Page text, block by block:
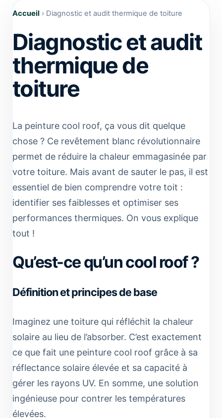
Accueil › Diagnostic et audit thermique de toiture
Diagnostic et audit
thermique de
toiture
La peinture cool roof, ça vous dit quelque
chose ? Ce revêtement blanc révolutionnaire
permet de réduire la chaleur emmagasinée par
votre toiture. Mais avant de sauter le pas, il est
essentiel de bien comprendre votre toit :
identifier ses faiblesses et optimiser ses
performances thermiques. On vous explique
tout !
Qu’est-ce qu’un cool roof ?
Définition et principes de base
Imaginez une toiture qui réfléchit la chaleur
solaire au lieu de l’absorber. C’est exactement
ce que fait une peinture cool roof grâce à sa
réflectance solaire élevée et sa capacité à
gérer les rayons UV. En somme, une solution
ingénieuse pour contrer les températures
élevées.